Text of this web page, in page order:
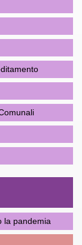
la pandemia